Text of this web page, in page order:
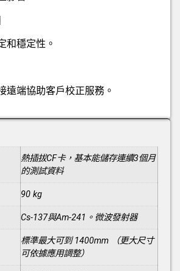
和穩定性。
遠端協助客戶校正服務。
熱插拔CF卡，基本能儲存連續3個月
的測試資料
90 kg
Cs-137與Am-241。微波發射器
標準最大可到 1400mm （更大尺寸
可依據應用調整）